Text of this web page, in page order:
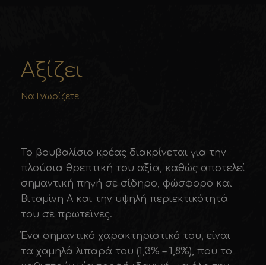
Αξίζει
Να Γνωρίζετε
Το βουβαλίσιο κρέας διακρίνεται για την
πλούσια θρεπτική του αξία, καθώς αποτελεί
σηµαντική πηγή σε σίδηρο, φώσφορο και
Βιταµίνη Α και την υψηλή περιεκτικότητά
του σε πρωτεϊνες.
Ένα σηµαντικό χαρακτηριστικό του, είναι
τα χαµηλά λιπαρά του (1,3% – 1,8%), που το